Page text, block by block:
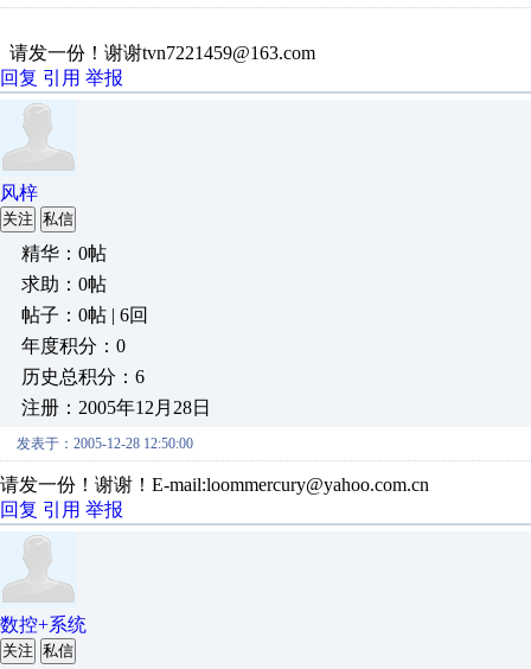
请发一份！谢谢tvn7221459@163.com
回复 引用 举报
风梓
关注 私信
精华：0帖
求助：0帖
帖子：0帖 | 6回
年度积分：0
历史总积分：6
注册：2005年12月28日
发表于：2005-12-28 12:50:00
请发一份！谢谢！E-mail:loommercury@yahoo.com.cn
回复 引用 举报
数控+系统
关注 私信